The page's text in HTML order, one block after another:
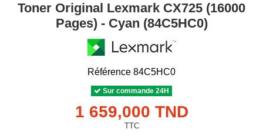
Toner Original Lexmark CX725 (16000
Pages) - Cyan (84C5HC0)
Référence 84C5HC0
Sur commande 24H
1 659,000 TND
TTC